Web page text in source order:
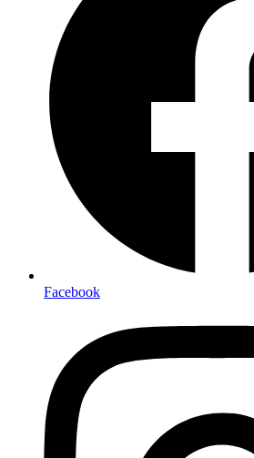
Facebook